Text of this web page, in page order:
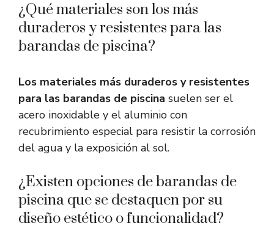
¿Qué materiales son los más
duraderos y resistentes para las
barandas de piscina?
Los materiales más duraderos y resistentes
para las barandas de piscina suelen ser el
acero inoxidable y el aluminio con
recubrimiento especial para resistir la corrosión
del agua y la exposición al sol.
¿Existen opciones de barandas de
piscina que se destaquen por su
diseño estético o funcionalidad?